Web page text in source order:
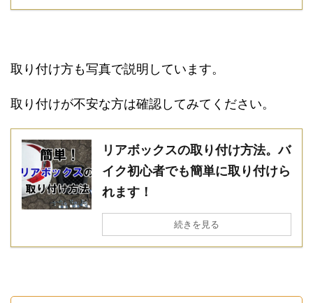
取り付け方も写真で説明しています。
取り付けが不安な方は確認してみてください。
リアボックスの取り付け方法。バ
イク初心者でも簡単に取り付けら
れます！
続きを見る